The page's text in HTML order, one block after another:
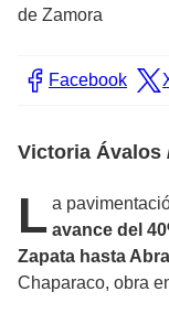
de Zamora
Facebook
Victoria Ávalos
L a
avance del
Zapata hasta
Chaparaco, obra